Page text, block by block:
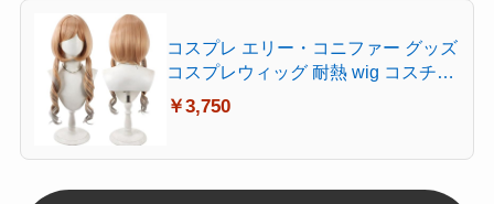
コスプレ エリー・コニファー グッズ
コスプレウィッグ 耐熱 wig コスチュ
ーム Cosplay
￥3,750